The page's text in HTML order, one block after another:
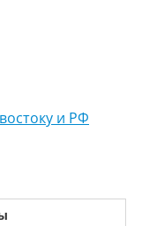
и РФ